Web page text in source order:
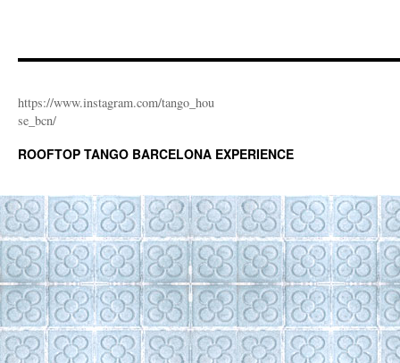
https://www.instagram.com/tango_hou
se_bcn/
ROOFTOP TANGO BARCELONA EXPERIENCE